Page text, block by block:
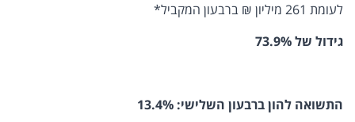
לעומת 261 מיליון ₪ ברבעון המקביל*
גידול של 73.9%
התשואה להון ברבעון השלישי: 13.4%